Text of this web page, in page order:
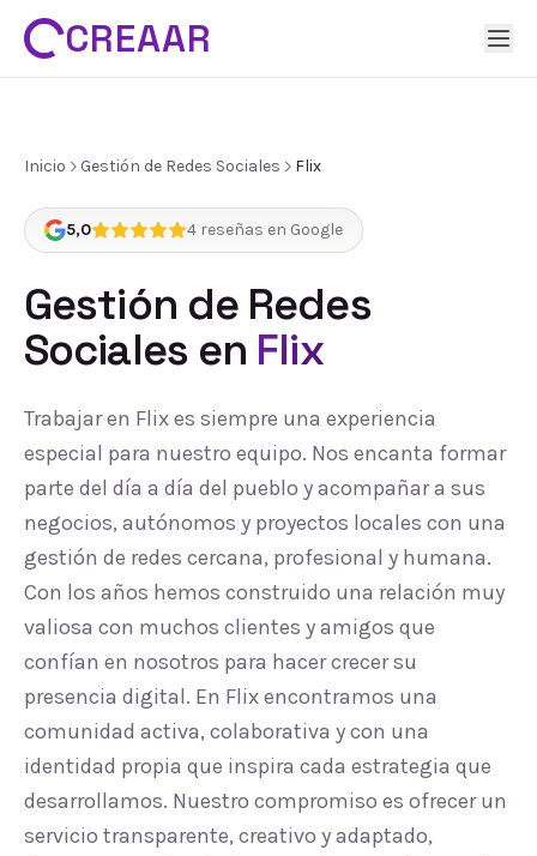
CREAAR
Inicio Gestión de Redes Sociales Flix
5,0 4 reseñas en Google
Gestión de Redes
Sociales en Flix
Trabajar en Flix es siempre una experiencia
especial para nuestro equipo. Nos encanta formar
parte del día a día del pueblo y acompañar a sus
negocios, autónomos y proyectos locales con una
gestión de redes cercana, profesional y humana.
Con los años hemos construido una relación muy
valiosa con muchos clientes y amigos que
confían en nosotros para hacer crecer su
presencia digital. En Flix encontramos una
comunidad activa, colaborativa y con una
identidad propia que inspira cada estrategia que
desarrollamos. Nuestro compromiso es ofrecer un
servicio transparente, creativo y adaptado,